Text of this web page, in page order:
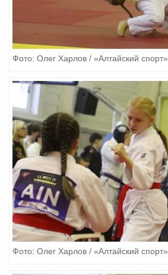
Фото: Олег Харлов / «Алтайский спорт»
Фото: Олег Харлов / «Алтайский спорт»